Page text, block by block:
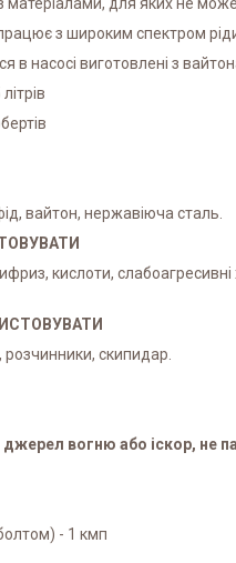
для яких не
з широким спектром
в насосі виготовлені з
вайтон, нержавіюча сталь.
кислоти,
розчинники, скипидар.
вогню або іскор, не
- 1 кмп